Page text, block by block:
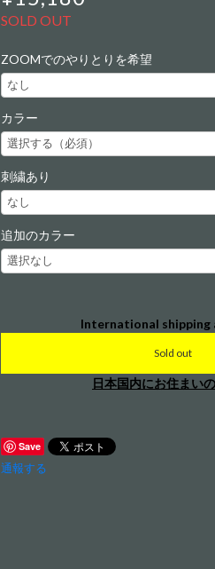
SOLD OUT
ZOOMでのやりとりを希望
カラー
刺繍あり
追加のカラー
International shipping
Sold out
日本国内にお住まい
Save
通報する